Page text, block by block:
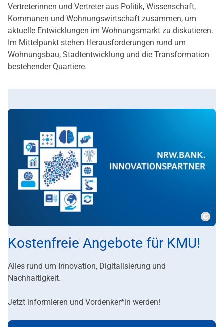
Vertreterinnen und Vertreter aus Politik, Wissenschaft,
Kommunen und Wohnungswirtschaft zusammen, um
aktuelle Entwicklungen im Wohnungsmarkt zu diskutieren.
Im Mittelpunkt stehen Herausforderungen rund um
Wohnungsbau, Stadtentwicklung und die Transformation
bestehender Quartiere.
Kostenfreie Angebote für KMU!
Alles rund um Innovation, Digitalisierung und
Nachhaltigkeit.
Jetzt informieren und Vordenker*in werden!